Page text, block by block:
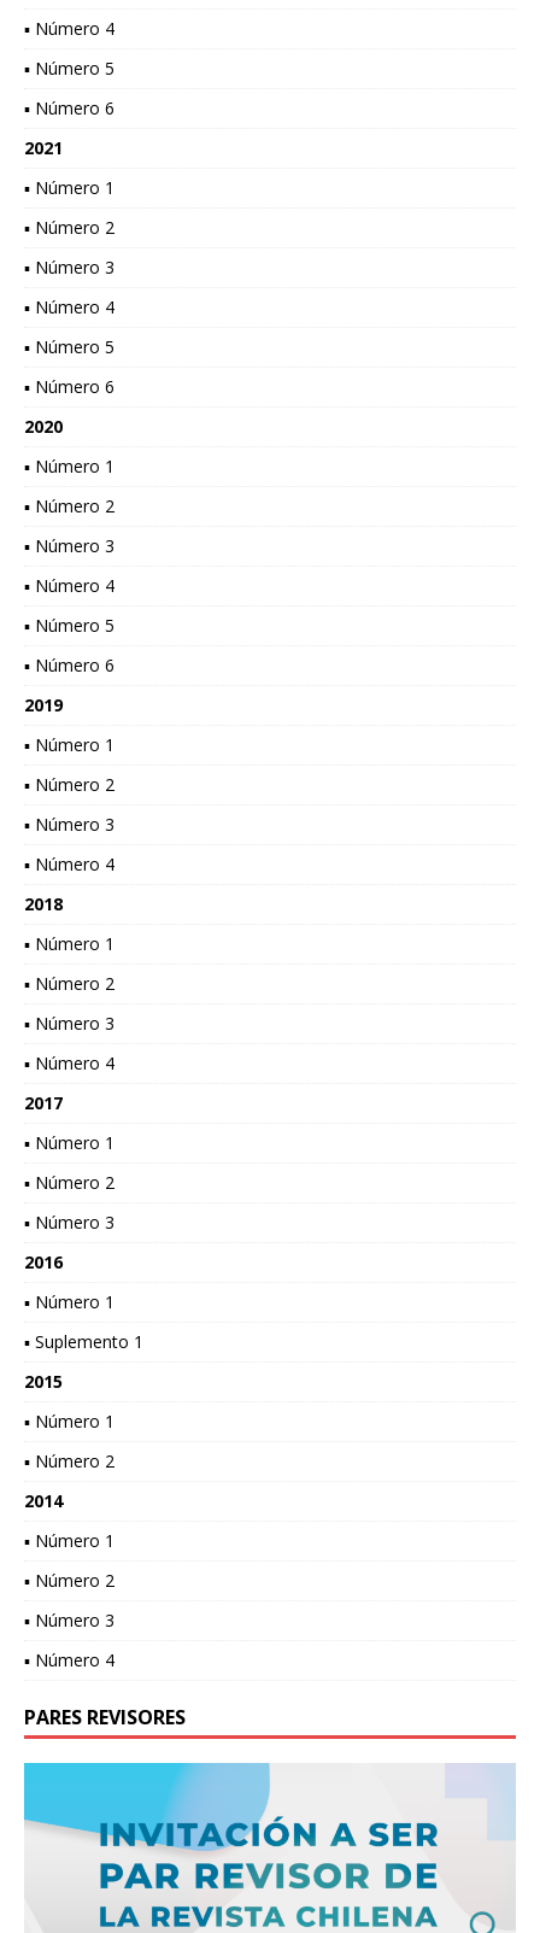
▪ Número 4
▪ Número 5
▪ Número 6
2021
▪ Número 1
▪ Número 2
▪ Número 3
▪ Número 4
▪ Número 5
▪ Número 6
2020
▪ Número 1
▪ Número 2
▪ Número 3
▪ Número 4
▪ Número 5
▪ Número 6
2019
▪ Número 1
▪ Número 2
▪ Número 3
▪ Número 4
2018
▪ Número 1
▪ Número 2
▪ Número 3
▪ Número 4
2017
▪ Número 1
▪ Número 2
▪ Número 3
2016
▪ Número 1
▪ Suplemento 1
2015
▪ Número 1
▪ Número 2
2014
▪ Número 1
▪ Número 2
▪ Número 3
▪ Número 4
PARES REVISORES